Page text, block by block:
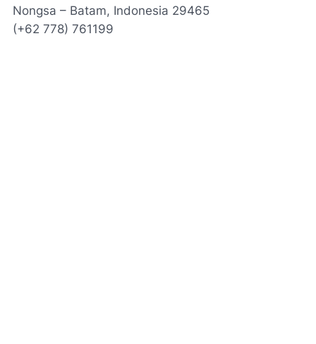
Nongsa – Batam, Indonesia 29465
(+62 778) 761199